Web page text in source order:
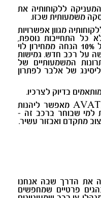
ללקוחותיה את
משמעותית שכזו.
מגוון אפשרויות
כל התחייבות נוספת,
לרכוש אותו במחיר אטרקטיבי הכולל 10% הנחה ממחירון לוי
על רכב חדש. גמישות
המשמעותיים של
של אלבר לפתרון
בדיוק לצרכיו.
AVATR מאפשר ליהנות
למי שבוחר ברכב זה -
מתקדם ואבזור עשיר.
את הדרך שבה אנחנו
פרטיים שמחפשים